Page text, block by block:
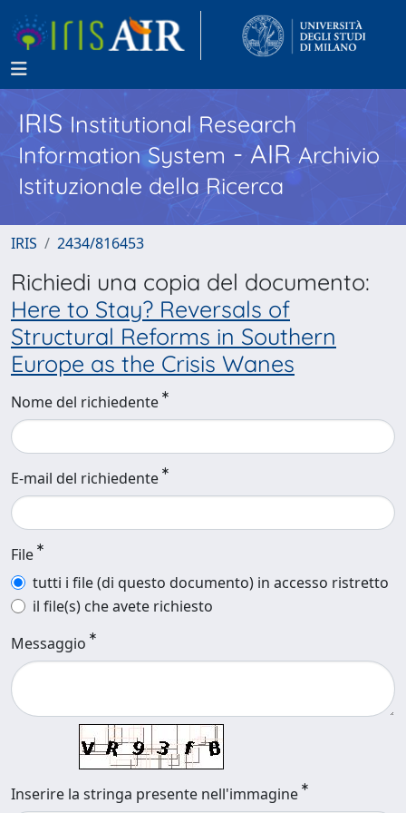
IRISInstitutional Research
Information System - AIR Archivio
Istituzionale della Ricerca
IRIS 2434/816453
Richiedi una copia del documento:
Here to Stay? Reversals of
Structural Reforms in Southern
Europe as the Crisis Wanes
Nome del richiedente
E-mail del richiedente
File
tutti i file (di questo documento) in accesso ristretto
il file(s) che avete richiesto
Messaggio
Inserire la stringa presente nell'immagine